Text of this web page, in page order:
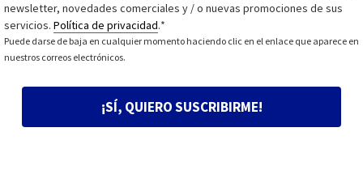
newsletter, novedades comerciales y / o nuevas promociones de sus
servicios. Política de privacidad.*
Puede darse de baja en cualquier momento haciendo clic en el enlace que aparece en
nuestros correos electrónicos.